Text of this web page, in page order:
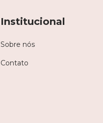
Institucional
Sobre nós
Contato